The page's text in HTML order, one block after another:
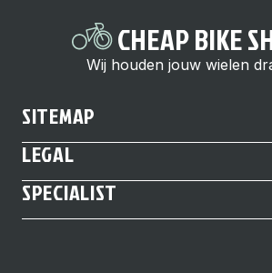
CHEAP BIKE
Wij houden jouw wielen
SITEMAP
LEGAL
SPECIALIST